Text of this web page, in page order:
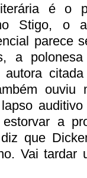
é o
Stigo, o
parece
a
autora
ouviu
a
que
Vai